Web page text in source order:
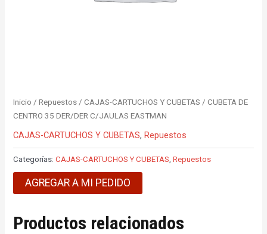
Inicio /Repuestos /CAJAS-CARTUCHOS Y CUBETAS / CUBETA DE
CENTRO 35 DER/DER C/JAULAS EASTMAN
CAJAS-CARTUCHOS Y CUBETAS,Repuestos
Categorías:CAJAS-CARTUCHOS Y CUBETAS ,Repuestos
AGREGAR A MI PEDIDO
Productos relacionados